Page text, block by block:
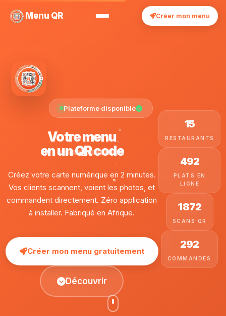
Menu QR Créer mon menu
Plateforme disponible
Votre menu
enun QR code
Créez votre carte numérique en 2 minutes.
Vos clients scannent, voient les photos, et
commandent directement. Zéro application
à installer. Fabriqué en Afrique.
Créer mon menu gratuitement
Découvrir
15
RESTAURANTS
492
PLATS EN
LIGNE
1 872
SCANS QR
292
COMMANDES